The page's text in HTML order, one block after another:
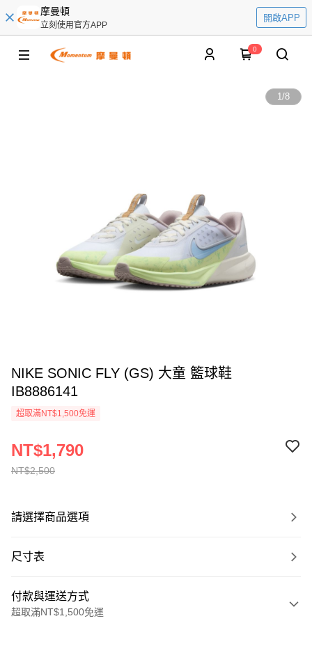
摩曼頓
立刻使用官方APP
開啟APP
0
1/8
NIKE SONIC FLY (GS) 大童 籃球鞋
IB8886141
超取滿NT$1,500免運
NT$2,500
NT$1,790
請選擇商品選項
尺寸表
付款與運送方式
超取滿NT$1,500免運